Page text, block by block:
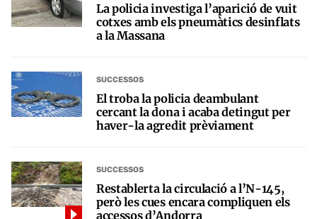
La policia investiga l’aparició de vuit
cotxes amb els pneumàtics desinflats
a la Massana
SUCCESSOS
El troba la policia deambulant
cercant la dona i acaba detingut per
haver-la agredit prèviament
SUCCESSOS
Restablerta la circulació a l’N-145,
però les cues encara compliquen els
accessos d’Andorra